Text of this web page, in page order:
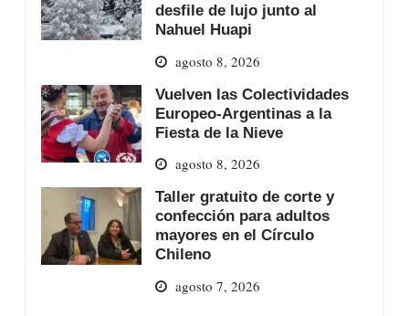
desfile de lujo junto al
Nahuel Huapi
agosto 8, 2026
Vuelven las Colectividades
Europeo-Argentinas a la
Fiesta de la Nieve
agosto 8, 2026
Taller gratuito de corte y
confección para adultos
mayores en el Círculo
Chileno
agosto 7, 2026